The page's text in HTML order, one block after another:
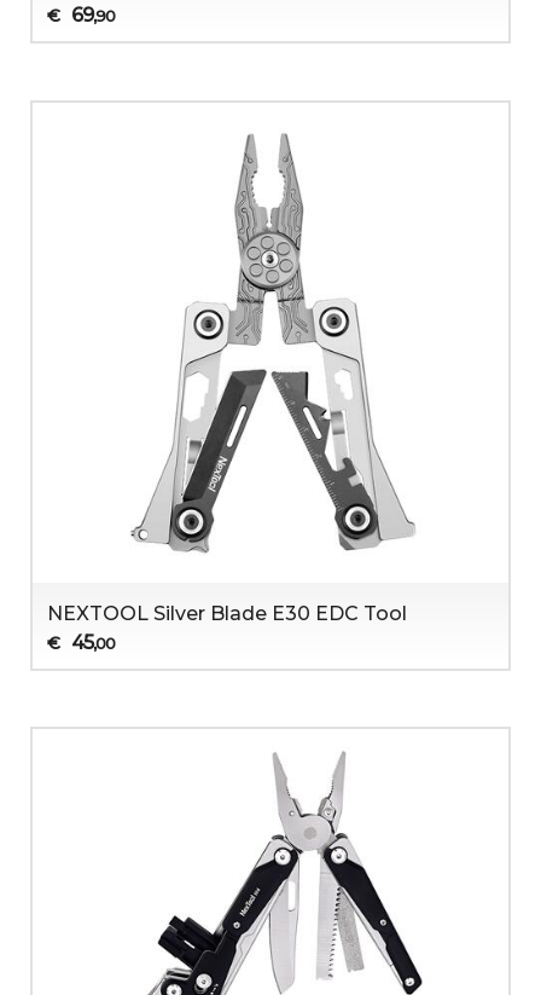
€ 69,90
NEXTOOL Silver Blade E30 EDC Tool
€ 45,00